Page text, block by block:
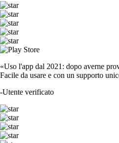
«Uso l'app dal 2021: dopo averne
Facile da usare e con un supporto
-Utente verificato